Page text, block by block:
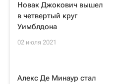
Новак Джокович вышел
в четвертый круг
Уимблдона
02 июля 2021
Алекс Де Минаур стал